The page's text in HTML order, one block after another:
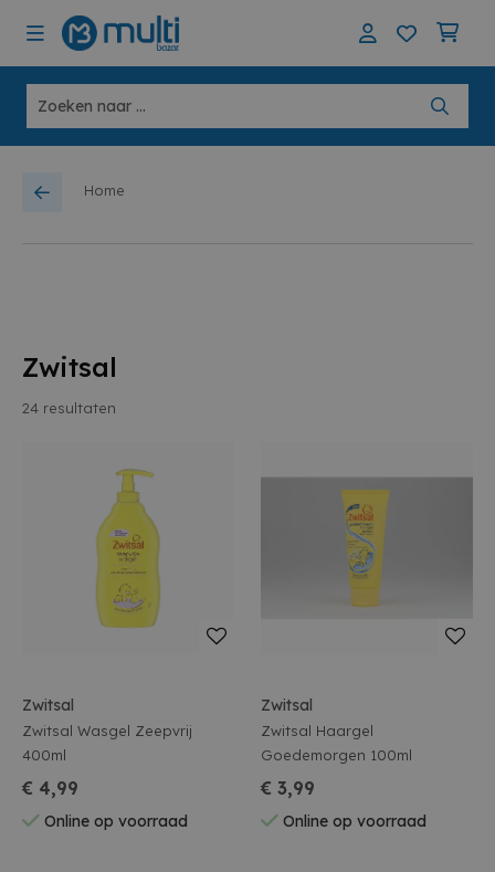
Home
Zwitsal
24 resultaten
Zwitsal
Zwitsal Wasgel Zeepvrij
400ml
€ 4,99
Online op voorraad
Zwitsal
Zwitsal Haargel
Goedemorgen 100ml
€ 3,99
Online op voorraad